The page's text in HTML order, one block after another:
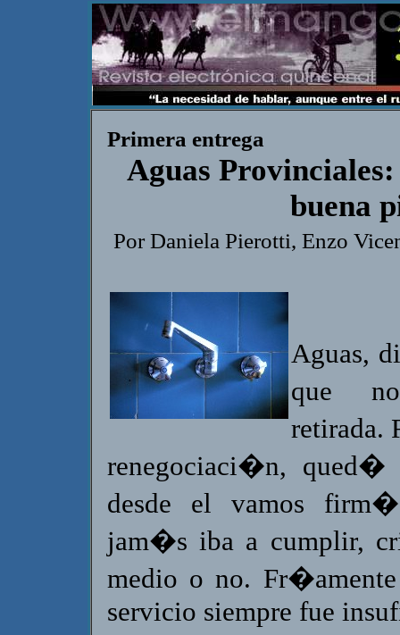
Primera entrega
Aguas
buena
Por Daniela Pierotti, Enzo
Aguas,
que
retirada.
renegociaci�n, qued�
desde el vamos
jam�s iba a cumplir,
medio o no.
servicio siempre fue